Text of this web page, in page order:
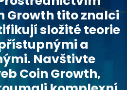
Growth tito znalci
složité teorie
a
Navštivte
Coin Growth,